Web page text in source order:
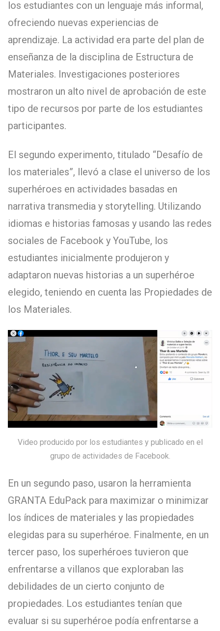
los estudiantes con un lenguaje más informal,
ofreciendo nuevas experiencias de
aprendizaje. La actividad era parte del plan de
enseñanza de la disciplina de Estructura de
Materiales. Investigaciones posteriores
mostraron un alto nivel de aprobación de este
tipo de recursos por parte de los estudiantes
participantes.
El segundo experimento, titulado “Desafío de
los materiales”, llevó a clase el universo de los
superhéroes en actividades basadas en
narrativa transmedia y storytelling. Utilizando
idiomas e historias famosas y usando las redes
sociales de Facebook y YouTube, los
estudiantes inicialmente produjeron y
adaptaron nuevas historias a un superhéroe
elegido, teniendo en cuenta las Propiedades de
los Materiales.
Video producido por los estudiantes y publicado en el
grupo de actividades de Facebook.
En un segundo paso, usaron la herramienta
GRANTA EduPack para maximizar o minimizar
los índices de materiales y las propiedades
elegidas para su superhéroe. Finalmente, en un
tercer paso, los superhéroes tuvieron que
enfrentarse a villanos que exploraban las
debilidades de un cierto conjunto de
propiedades. Los estudiantes tenían que
evaluar si su superhéroe podía enfrentarse a